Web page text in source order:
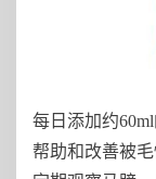
每日添加约
帮助和改善被毛